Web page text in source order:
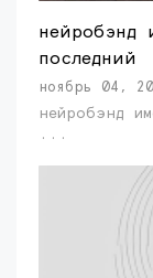
нейробэнд
последний
ноябрь 04,
нейробэнд
...